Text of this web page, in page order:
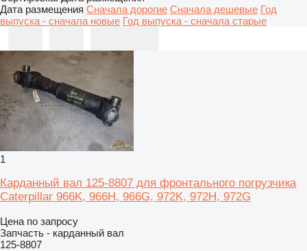
Дата размещения Сначала дорогие Сначала дешевые Год
выпуска - сначала новые Год выпуска - сначала старые
1
Карданный вал 125-8807 для фронтального погрузчика
Caterpillar 966K, 966H, 966G, 972K, 972H, 972G
Цена по запросу
Запчасть - карданный вал
125-8807